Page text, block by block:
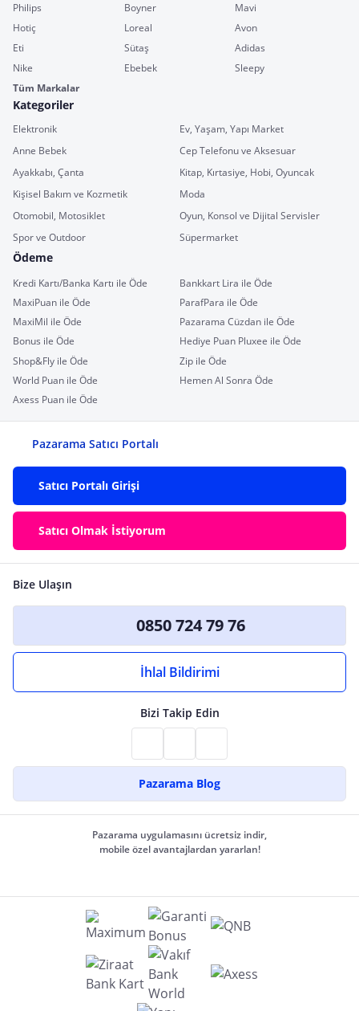
Philips
Boyner
Mavi
Hotiç
Loreal
Avon
Eti
Sütaş
Adidas
Nike
Ebebek
Sleepy
Tüm Markalar
Kategoriler
Elektronik
Ev, Yaşam, Yapı Market
Anne Bebek
Cep Telefonu ve Aksesuar
Ayakkabı, Çanta
Kitap, Kırtasiye, Hobi, Oyuncak
Kişisel Bakım ve Kozmetik
Moda
Otomobil, Motosiklet
Oyun, Konsol ve Dijital Servisler
Spor ve Outdoor
Süpermarket
Ödeme
Kredi Kartı/Banka Kartı ile Öde
Bankkart Lira ile Öde
MaxiPuan ile Öde
ParafPara ile Öde
MaxiMil ile Öde
Pazarama Cüzdan ile Öde
Bonus ile Öde
Hediye Puan Pluxee ile Öde
Shop&Fly ile Öde
Zip ile Öde
World Puan ile Öde
Hemen Al Sonra Öde
Axess Puan ile Öde
Pazarama Satıcı Portalı
Satıcı Portalı Girişi
Satıcı Olmak İstiyorum
Bize Ulaşın
0850 724 79 76
İhlal Bildirimi
Bizi Takip Edin
Pazarama Blog
Pazarama uygulamasını ücretsiz indir,
mobile özel avantajlardan yararlan!